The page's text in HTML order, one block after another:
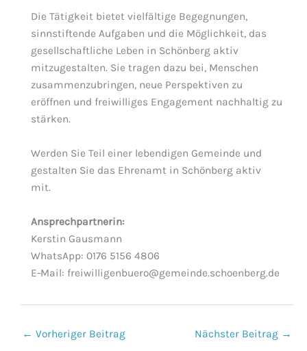
Die Tätigkeit bietet vielfältige Begegnungen,
sinnstiftende Aufgaben und die Möglichkeit, das
gesellschaftliche Leben in Schönberg aktiv
mitzugestalten. Sie tragen dazu bei, Menschen
zusammenzubringen, neue Perspektiven zu
eröffnen und freiwilliges Engagement nachhaltig zu
stärken.
Werden Sie Teil einer lebendigen Gemeinde und
gestalten Sie das Ehrenamt in Schönberg aktiv
mit.
Ansprechpartnerin:
Kerstin Gausmann
WhatsApp: 0176 5156 4806
E-Mail: freiwilligenbuero@gemeinde.schoenberg.de
← Vorheriger Beitrag Nächster Beitrag →